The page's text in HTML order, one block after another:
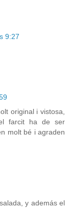
9:27
original i vistosa,
farcit ha de ser
molt bé i agraden
y además el